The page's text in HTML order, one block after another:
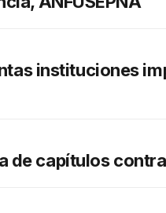
instituciones
de capítulos